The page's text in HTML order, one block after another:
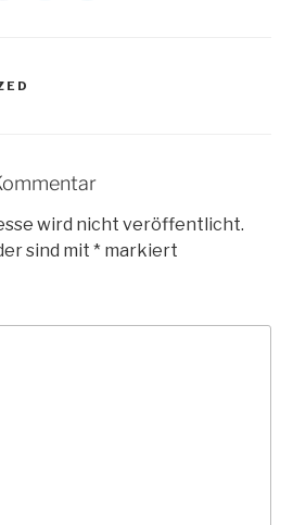
wird nicht veröffentlicht.
sind mit * markiert